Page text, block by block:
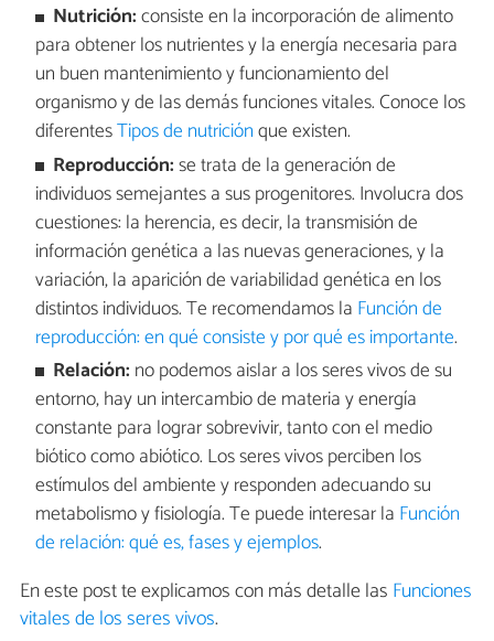
Nutrición:consiste en la incorporación de alimento
para obtener los nutrientes y la energía necesaria para
un buen mantenimiento y funcionamiento del
organismo y de las demás funciones vitales. Conoce los
diferentesTipos de nutriciónque existen.
Reproducción:se trata de la generación de
individuos semejantes a sus progenitores. Involucra dos
cuestiones: la herencia, es decir, la transmisión de
información genética a las nuevas generaciones, y la
variación, la aparición de variabilidad genética en los
distintos individuos. Te recomendamos la Función de
reproducción: en qué consiste y por qué es importante.
Relación: no podemos aislar a los seres vivos de su
entorno, hay un intercambio de materia y energía
constante para lograr sobrevivir, tanto con el medio
biótico como abiótico. Los seres vivos perciben los
estímulos del ambiente y responden adecuando su
metabolismo y fisiología. Te puede interesar la Función
de relación: qué es, fases y ejemplos.
En este post te explicamos con más detalle las Funciones
vitales de los seres vivos.